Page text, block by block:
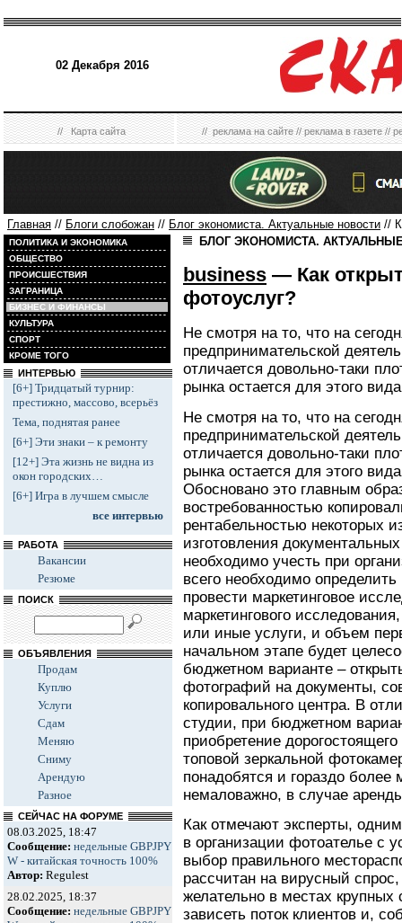
02 Декабря 2016
//Карта сайта //реклама на сайте//реклама в газете//
Главная // Блоги слобожан // Блог экономиста. Актуальные новости //
ПОЛИТИКА И ЭКОНОМИКА
ОБЩЕСТВО
ПРОИСШЕСТВИЯ
ЗАГРАНИЦА
БИЗНЕС И ФИНАНСЫ
КУЛЬТУРА
СПОРТ
КРОМЕ ТОГО
ИНТЕРВЬЮ
[6+] Тридцатый турнир:
престижно, массово, всерьёз
Тема, поднятая ранее
[6+] Эти знаки – к ремонту
[12+] Эта жизнь не видна из
окон городских…
[6+] Игра в лучшем смысле
все интервью
РАБОТА
Вакансии
Резюме
ПОИСК
ОБЪЯВЛЕНИЯ
Продам
Куплю
Услуги
Сдам
Меняю
Сниму
Арендую
Разное
СЕЙЧАС НА ФОРУМЕ
08.03.2025, 18:47
Сообщение: недельные GBPJPY
W - китайская точность 100%
Автор: Regulest
28.02.2025, 18:37
Сообщение: недельные GBPJPY
БЛОГ ЭКОНОМИСТА.
business — Как
фотоуслуг?
Не смотря на то, что на
предпринимательской
отличается довольно-таки
рынка остается для этого
Не смотря на то, что на
предпринимательской
отличается довольно-таки
рынка остается для этого
Обосновано это главным
востребованностью
рентабельностью некоторых
изготовления
необходимо учесть при
всего необходимо
провести маркетинговое
маркетингового
или иные услуги, и объем
начальном этапе будет
бюджетном варианте –
фотографий на документы,
копировального центра. В
студии, при бюджетном
приобретение
топовой зеркальной
понадобятся и гораздо
немаловажно, в случае
Как отмечают эксперты,
в организации фотоателье с
выбор правильного
рассчитан на вирусный
желательно в местах крупных
зависеть поток клиентов и,